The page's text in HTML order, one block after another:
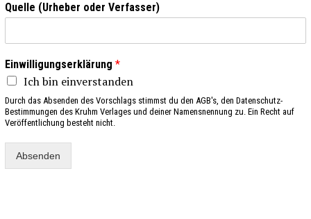
Quelle (Urheber oder Verfasser)
Einwilligungserklärung *
Ich bin einverstanden
Durch das Absenden des Vorschlags stimmst du den AGB's, den Datenschutz-
Bestimmungen des Kruhm Verlages und deiner Namensnennung zu. Ein Recht auf
Veröffentlichung besteht nicht.
Absenden